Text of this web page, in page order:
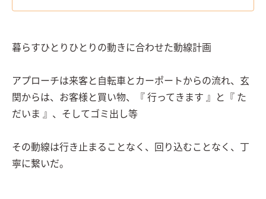
暮らすひとりひとりの動きに合わせた動線計画
アプローチは来客と自転車とカーポートからの流れ、玄
関からは、お客様と買い物、『 行ってきます 』と『 た
だいま 』、そしてゴミ出し等
その動線は行き止まることなく、回り込むことなく、丁
寧に繋いだ。